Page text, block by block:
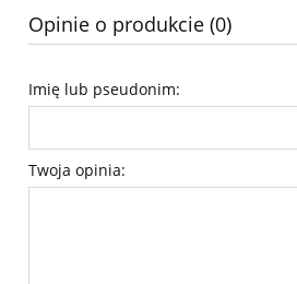
Opinie o produkcie (0)
Imię lub pseudonim:
Twoja opinia: